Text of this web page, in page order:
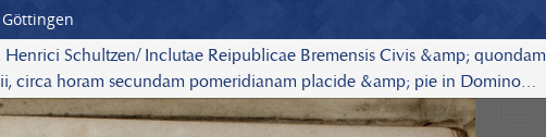
Schultzen/ Inclutae Reipublicae Bremensis Civis &amp; quondam
circa horam secundam pomeridianam placide &amp; pie in Domino